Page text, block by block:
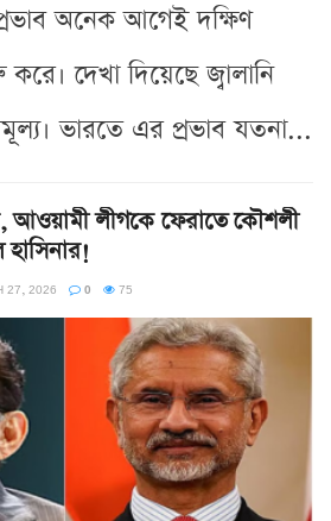
প্রভাব অনেক আগেই দক্ষিণ
দেখা দিয়েছে জ্বালানি
ভারতে এর প্রভাব যতনা...
আওয়ামী লীগকে ফেরাতে কৌশলী
27, 2026 0 75